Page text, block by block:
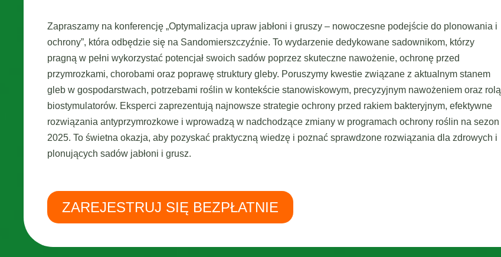
Zapraszamy na konferencję „Optymalizacja upraw jabłoni i gruszy – nowoczesne podejście do plonowania i
ochrony”, która odbędzie się na Sandomierszczyźnie. To wydarzenie dedykowane sadownikom, którzy
pragną w pełni wykorzystać potencjał swoich sadów poprzez skuteczne nawożenie, ochronę przed
przymrozkami, chorobami oraz poprawę struktury gleby. Poruszymy kwestie związane z aktualnym stanem
gleb w gospodarstwach, potrzebami roślin w kontekście stanowiskowym, precyzyjnym nawożeniem oraz rolą
biostymulatorów. Eksperci zaprezentują najnowsze strategie ochrony przed rakiem bakteryjnym, efektywne
rozwiązania antyprzymrozkowe i wprowadzą w nadchodzące zmiany w programach ochrony roślin na sezon
2025. To świetna okazja, aby pozyskać praktyczną wiedzę i poznać sprawdzone rozwiązania dla zdrowych i
plonujących sadów jabłoni i grusz.
ZAREJESTRUJ SIĘ BEZPŁATNIE